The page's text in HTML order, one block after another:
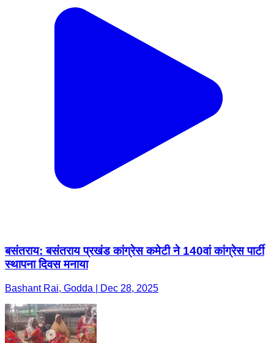
बसंतराय: बसंतराय प्रखंड कांग्रेस कमेटी ने 140वां कांग्रेस पार्टी
स्थापना दिवस मनाया
Bashant Rai, Godda | Dec 28, 2025